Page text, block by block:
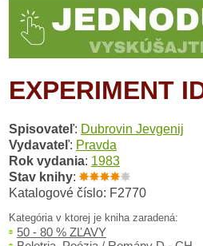
EXPERIMENT
Spisovateľ: Dubrovin Jevgenij
Vydavateľ: Pravda
Rok vydania: 1983
Stav knihy:
Katalogové číslo: F2770
Kategória v ktorej je kniha zaradená:
50 - 80 % ZĽAVY